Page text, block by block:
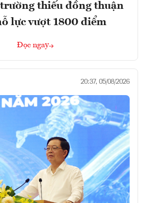
thiếu đồng thuận
lực vượt 1800 điểm
Đọc ngay
20:37, 05/08/2026